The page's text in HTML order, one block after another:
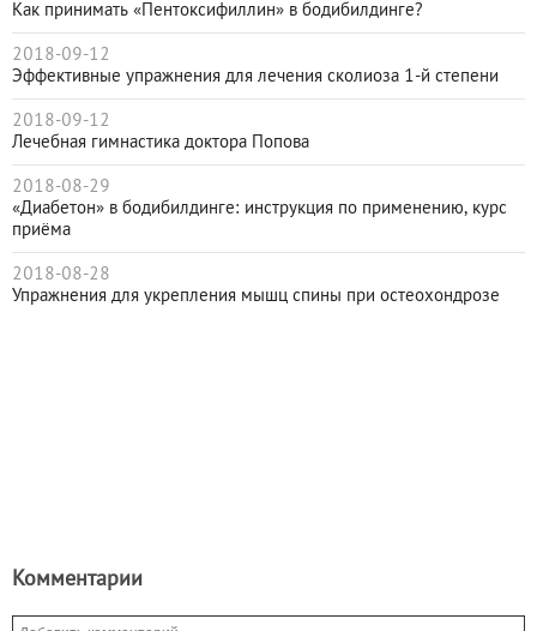
Как принимать «Пентоксифиллин» в бодибилдинге?
2018-09-12
Эффективные упражнения для лечения сколиоза 1-й степени
2018-09-12
Лечебная гимнастика доктора Попова
2018-08-29
«Диабетон» в бодибилдинге: инструкция по применению, курс
приёма
2018-08-28
Упражнения для укрепления мышц спины при остеохондрозе
Комментарии